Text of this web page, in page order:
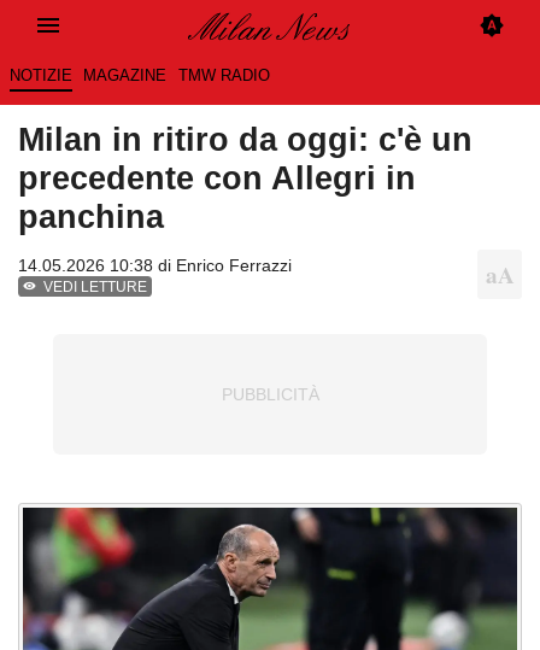
NOTIZIE MAGAZINE TMW RADIO
Milan in ritiro da oggi: c'è un
precedente con Allegri in
panchina
14.05.2026 10:38 di Enrico Ferrazzi
VEDI LETTURE